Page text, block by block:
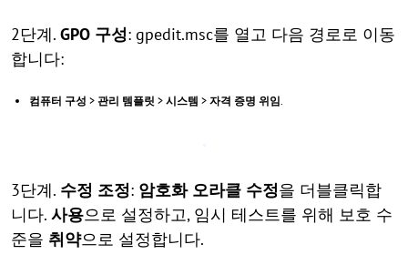
2단계. GPO 구성: gpedit.msc를 열고 다음 경로로 이동
합니다:
컴퓨터 구성 > 관리 템플릿 > 시스템 > 자격 증명 위임.
3단계. 수정 조정: 암호화 오라클 수정을 더블클릭합
니다. 사용으로 설정하고, 임시 테스트를 위해 보호 수
준을 취약으로 설정합니다.